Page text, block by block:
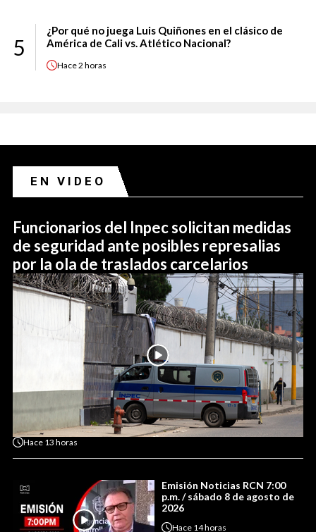
5
¿Por qué no juega Luis Quiñones en el clásico de
América de Cali vs. Atlético Nacional?
Hace2 horas
EN VIDEO
Funcionarios del Inpec solicitan medidas
de seguridad ante posibles represalias
por la ola de traslados carcelarios
Hace 13 horas
Emisión Noticias RCN 7:00
p.m. / sábado 8 de agosto de
2026
Hace 14 horas